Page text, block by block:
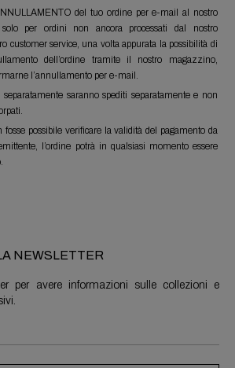
del tuo ordine per e-mail al nostro
solo per ordini non ancora processati dal nostro
customer service, una volta appurata la possibilità di
dell’ordine tramite il nostro magazzino,
l’annullamento per e-mail.
saranno spediti separatamente e non
fosse possibile verificare la validità del pagamento da
l’ordine potrà in qualsiasi momento essere
NEWSLETTER
per avere informazioni sulle collezioni e